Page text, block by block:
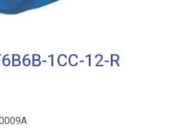
1CC-12-R